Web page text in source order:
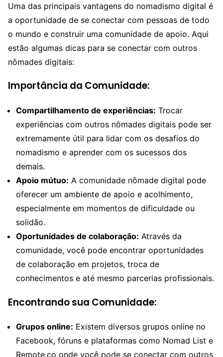
Uma das principais vantagens do nomadismo digital é
a oportunidade de se conectar com pessoas de todo
o mundo e construir uma comunidade de apoio. Aqui
estão algumas dicas para se conectar com outros
nômades digitais:
Importância da Comunidade:
Compartilhamento de experiências: Trocar
experiências com outros nômades digitais pode ser
extremamente útil para lidar com os desafios do
nomadismo e aprender com os sucessos dos
demais.
Apoio mútuo: A comunidade nômade digital pode
oferecer um ambiente de apoio e acolhimento,
especialmente em momentos de dificuldade ou
solidão.
Oportunidades de colaboração: Através da
comunidade, você pode encontrar oportunidades
de colaboração em projetos, troca de
conhecimentos e até mesmo parcerias profissionais.
Encontrando sua Comunidade:
Grupos online: Existem diversos grupos online no
Facebook, fóruns e plataformas como Nomad List e
Remote.co onde você pode se conectar com outros